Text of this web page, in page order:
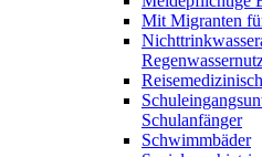
Mit Migranten
Schulanfänger
Schwimmbäder